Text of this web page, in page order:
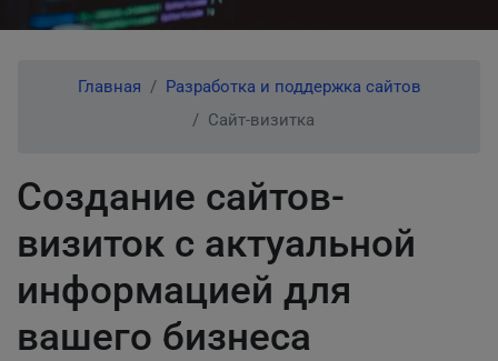
Главная
Разработка и поддержка сайтов
Сайт-визитка
Создание сайтов-
визиток с актуальной
информацией для
вашего бизнеса